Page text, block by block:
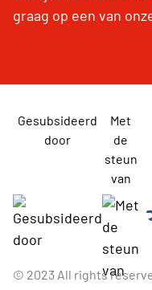
graag op een van
Gesubsideerd
door
Met
de
steun
van
© 2023 All rights